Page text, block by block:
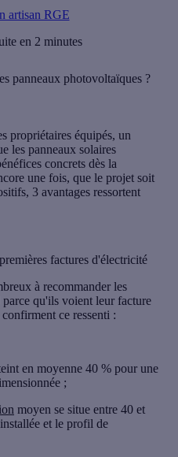
artisan RGE
en 2 minutes
panneaux photovoltaïques ?
propriétaires équipés, un
les panneaux solaires
concrets dès la
une fois, que le projet soit
3 avantages ressortent
factures d'électricité
à recommander les
qu'ils voient leur facture
ce ressenti :
en moyenne 40 % pour une
;
moyen se situe entre 40 et
et le profil de